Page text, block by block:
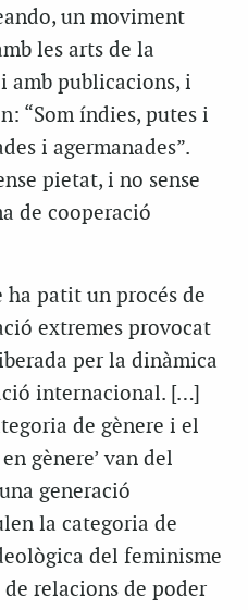
un moviment
les arts de la
amb publicacions, i
“Som índies, putes i
i agermanades”.
pietat, i no sense
de cooperació
ha patit un procés de
extremes provocat
per la dinàmica
internacional. […]
de gènere i el
gènere’ van del
generació
la categoria de
del feminisme
relacions de poder